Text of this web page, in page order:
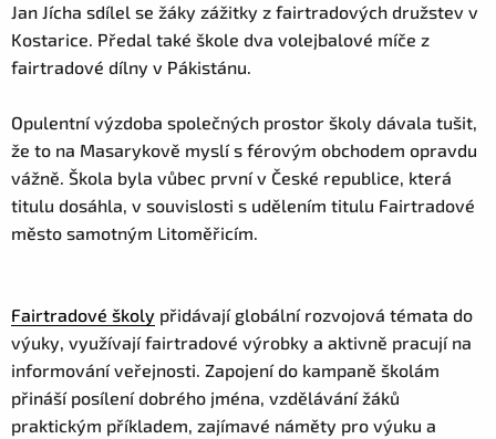
Jan Jícha sdílel se žáky zážitky z fairtradových družstev v
Kostarice. Předal také škole dva volejbalové míče z
fairtradové dílny v Pákistánu.
Opulentní výzdoba společných prostor školy dávala tušit,
že to na Masarykově myslí s férovým obchodem opravdu
vážně. Škola byla vůbec první v České republice, která
titulu dosáhla, v souvislosti s udělením titulu Fairtradové
město samotným Litoměřicím.
Fairtradové školy přidávají globální rozvojová témata do
výuky, využívají fairtradové výrobky a aktivně pracují na
informování veřejnosti. Zapojení do kampaně školám
přináší posílení dobrého jména, vzdělávání žáků
praktickým příkladem, zajímavé náměty pro výuku a